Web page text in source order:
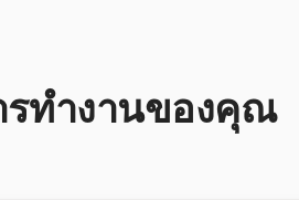
รทำงานของคุณ